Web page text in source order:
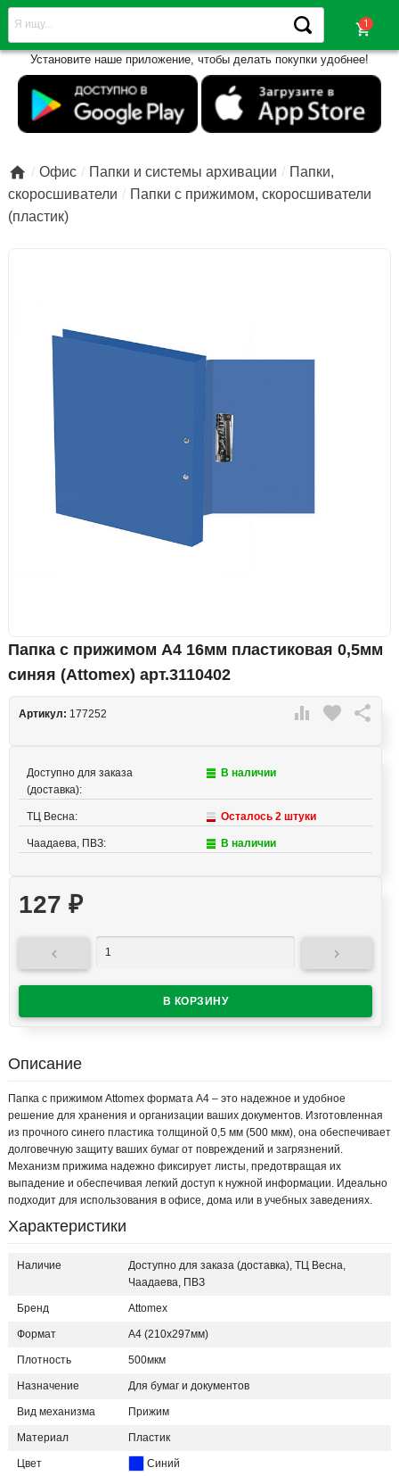
shopping_cart
Установите наше приложение, чтобы делать покупки удобнее!
 Офис Папки и системы архивации
Папки,
скоросшиватели
Папки с прижимом, скоросшиватели
(пластик)
Папка с прижимом А4 16мм пластиковая 0,5мм
синяя (Attomex) арт.3110402
 favorite 
Артикул: 177252
Доступно для заказа
(доставка):
В наличии
ТЦ Весна: Осталось 2 штуки
Чаадаева, ПВЗ: В наличии
127 ₽
 
Описание
Папка с прижимом Attomex формата A4 – это надежное и удобное
решение для хранения и организации ваших документов. Изготовленная
из прочного синего пластика толщиной 0,5 мм (500 мкм), она обеспечивает
долговечную защиту ваших бумаг от повреждений и загрязнений.
Механизм прижима надежно фиксирует листы, предотвращая их
выпадение и обеспечивая легкий доступ к нужной информации. Идеально
подходит для использования в офисе, дома или в учебных заведениях.
Характеристики
Наличие
Доступно для заказа (доставка), ТЦ Весна,
Чаадаева, ПВЗ
Бренд Attomex
Формат A4 (210x297мм)
Плотность 500мкм
Назначение Для бумаг и документов
Вид механизма Прижим
Материал Пластик
Цвет Синий